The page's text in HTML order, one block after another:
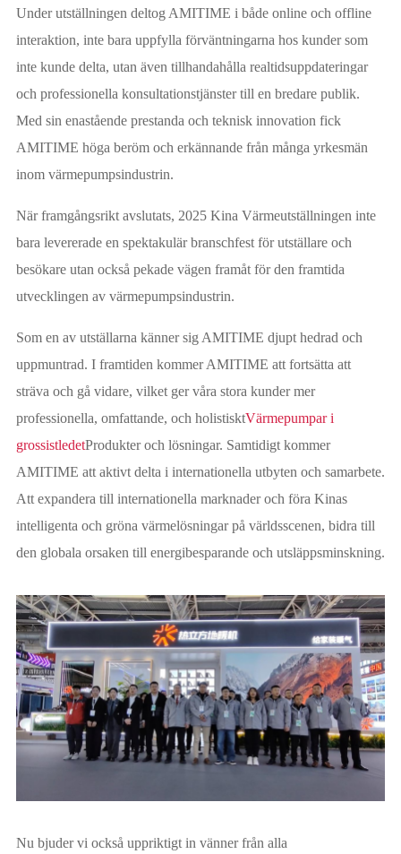
Under utställningen deltog AMITIME i både online och offline
interaktion, inte bara uppfylla förväntningarna hos kunder som
inte kunde delta, utan även tillhandahålla realtidsuppdateringar
och professionella konsultationstjänster till en bredare publik.
Med sin enastående prestanda och teknisk innovation fick
AMITIME höga beröm och erkännande från många yrkesmän
inom värmepumpsindustrin.
När framgångsrikt avslutats, 2025 Kina Värmeutställningen inte
bara levererade en spektakulär branschfest för utställare och
besökare utan också pekade vägen framåt för den framtida
utvecklingen av värmepumpsindustrin.
Som en av utställarna känner sig AMITIME djupt hedrad och
uppmuntrad. I framtiden kommer AMITIME att fortsätta att
sträva och gå vidare, vilket ger våra stora kunder mer
professionella, omfattande, och holistisktVärmepumpar i
grossistledetProdukter och lösningar. Samtidigt kommer
AMITIME att aktivt delta i internationella utbyten och samarbete.
Att expandera till internationella marknader och föra Kinas
intelligenta och gröna värmelösningar på världsscenen, bidra till
den globala orsaken till energibesparande och utsläppsminskning.
Nu bjuder vi också uppriktigt in vänner från alla